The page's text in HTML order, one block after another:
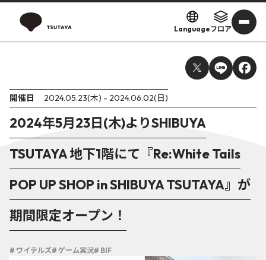
Languageフロア
開催日 2024.05.23(木) - 2024.06.02(日)
2024年5月23日(木)よりSHIBUYA
TSUTAYA 地下1階にて『Re:White Tails
POP UP SHOP in SHIBUYA TSUTAYA』が
期間限定オープン！
# ワイテルズ# ゲーム実況# BIF